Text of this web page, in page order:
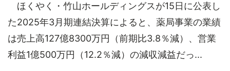
ほくやく・竹山ホールディングスが15日に公表し
た2025年3月期連結決算によると、薬局事業の業績
は売上高127億8300万円（前期比3.8％減）、営業
利益1億500万円（12.2％減）の減収減益だっ...